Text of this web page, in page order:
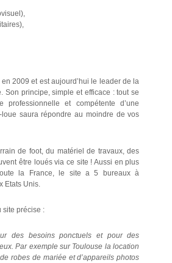
2009 et est aujourd’hui le leader de la
Son principe, simple et efficace : tout se
et compétente d’une
saura répondre au moindre de vos
de foot, du matériel de travaux, des
être loués via ce site ! Aussi en plus
la France, le site a 5 bureaux à
Etats Unis.
site précise :
des besoins ponctuels et pour des
Par exemple sur Toulouse la location
robes de mariée et d’appareils photos